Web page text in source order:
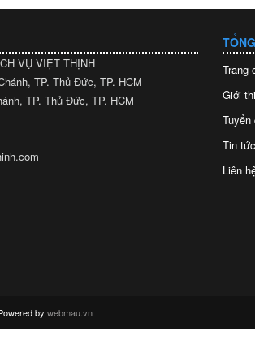
VỤ VIỆT THỊNH
TP. Thủ Đức, TP. HCM
TP. Thủ Đức, TP. HCM
Trang
Giới
Tuyển
Tin tức
Liên
by webmau.vn